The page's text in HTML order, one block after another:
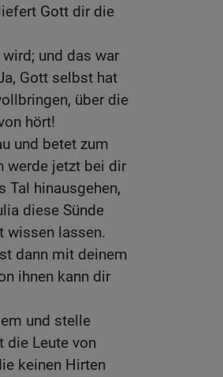
Gott dir die
und das war
Gott selbst hat
über die
hört!
und betet zum
werde jetzt bei dir
Tal hinausgehen,
diese Sünde
wissen lassen.
dann mit deinem
ihnen kann dir
und stelle
die Leute von
keinen Hirten